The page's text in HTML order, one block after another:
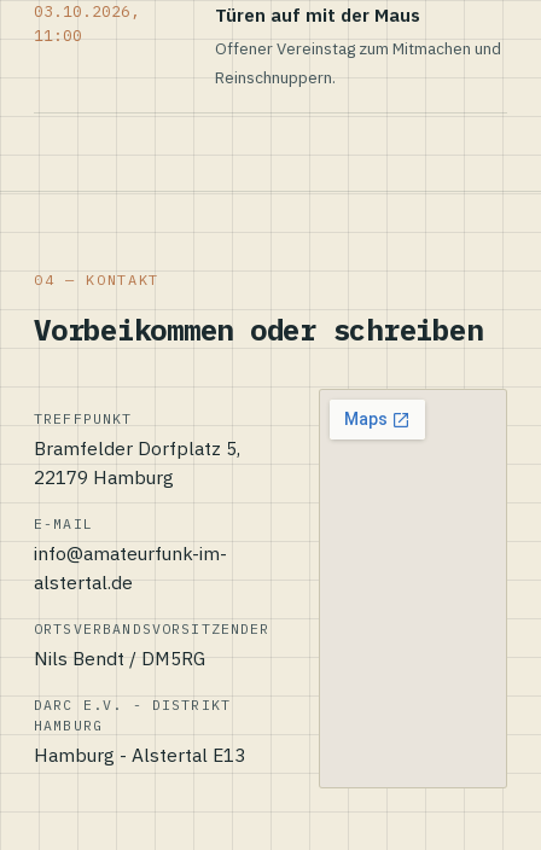
03.10.2026,
11:00
Türen auf mit der Maus
Offener Vereinstag zum Mitmachen und
Reinschnuppern.
04 — KONTAKT
Vorbeikommen oder schreiben
TREFFPUNKT
Bramfelder Dorfplatz 5,
22179 Hamburg
E-MAIL
info@amateurfunk-im-
alstertal.de
ORTSVERBANDSVORSITZENDER
Nils Bendt / DM5RG
DARC E.V. - DISTRIKT
HAMBURG
Hamburg - Alstertal E13